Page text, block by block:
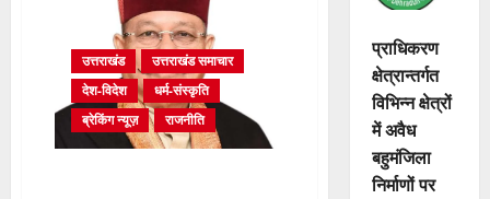
था
08
पैरों
वाला
वन्यजीव,
युद्ध,
औषधि
और
विशिष्ट
फूलों
उत्तराखंड
उत्तराखंड समाचार
देश-विदेश
धर्म-संस्कृति
ब्रेकिंग न्यूज़
राजनीति
प्राधिकरण
क्षेत्रान्तर्गत
विभिन्न क्षेत्रों
में अवैध
बहुमंजिला
निर्माणों पर